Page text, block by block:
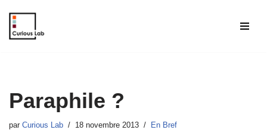
Aller
Paraphile ?
par Curious Lab 18 novembre 2013 En Bref